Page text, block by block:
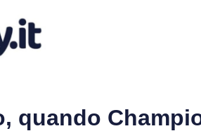
quando